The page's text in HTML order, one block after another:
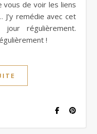
vous de voir les liens
remédie avec cet
régulièrement.
!